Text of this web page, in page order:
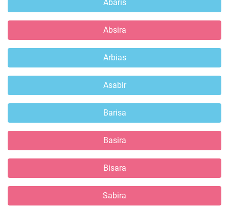
Abaris
Absira
Arbias
Asabir
Barisa
Basira
Bisara
Sabira